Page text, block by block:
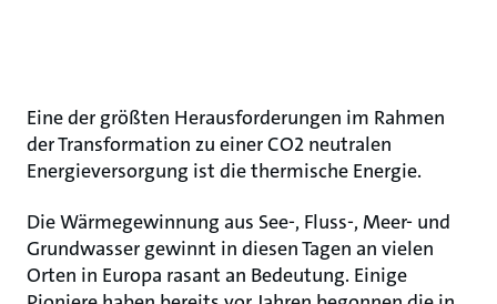
Eine der größten Herausforderungen im Rahmen
der Transformation zu einer CO2 neutralen
Energieversorgung ist die thermische Energie.
Die Wärmegewinnung aus See-, Fluss-, Meer- und
Grundwasser gewinnt in diesen Tagen an vielen
Orten in Europa rasant an Bedeutung. Einige